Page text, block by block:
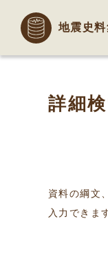
地震史
詳細
資料の綱文
入力できま